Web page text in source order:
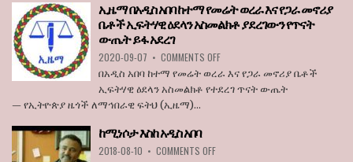
ሊታገድ
እንደማይገባ
የአሜሪካ
አባላት
ደበዳቤ
ኢዜማ በአዲስ አበባ ከተማ የመሬት ወረራ እና የጋራ መኖሪያ
ቤቶች ኢፍትሃዊ ዕደላን አስመልክቶ ያደረገውን የጥናት
ውጤት ይፋ አደረገ
2020-09-07 • COMMENTS OFFON
ኢዜማ
አበባ
በአዲስ አበባ ከተማ የመሬት ወረራ እና የጋራ መኖሪያ ቤቶች
ኢፍትሃዊ ዕደላን አስመልክቶ የተደረገ ጥናት ውጤት
— የኢትዮጵያ ዜጎች ለማኅበራዊ ፍትህ (ኢዜማ)...
ከሚነሶታ እስከ አዲስ አበባ
2018-08-10 • COMMENTS OFFON